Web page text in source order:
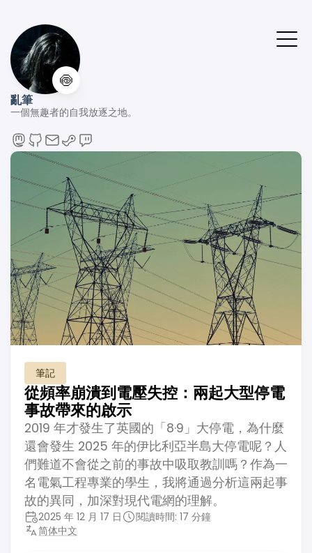
🍥
亂筆
一個無趣者的自我放逐之地。
筆記
從頻率崩潰到電壓失控：兩起大型停電
事故帶來的啟示
2019 年才發生了英國的「8·9」大停電，為什麼
還會發生 2025 年的伊比利亞半島大停電呢？人
們難道不會從之前的事故中吸取教訓嗎？作為一
名電氣工程專業的學生，我將通過分析這兩起事
故的異同，加深對現代電網的理解。
2025 年 12 月 17 日
閱讀時間: 17 分鐘
简体中文